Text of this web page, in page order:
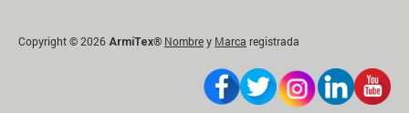
Copyright © 2026 ArmiTex® Nombrey Marca registrada